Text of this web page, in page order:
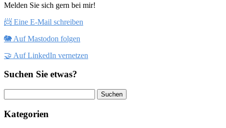
Melden Sie sich gern bei mir!
📨 Eine E-Mail schreiben
🐘 Auf Mastodon folgen
🤝 Auf LinkedIn vernetzen
Suchen Sie etwas?
nach:
Kategorien